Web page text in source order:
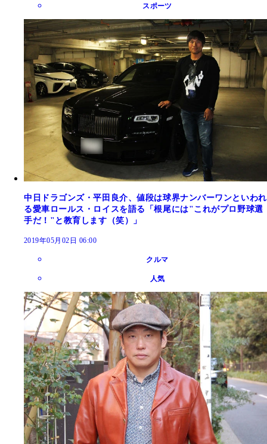
スポーツ
中日ドラゴンズ・平田良介、値段は球界ナンバーワンといわれ
る愛車ロールス・ロイスを語る「根尾には"これがプロ野球選
手だ！"と教育します（笑）」
2019年05月02日 06:00
クルマ
人気